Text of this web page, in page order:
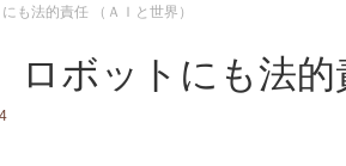
も法的責任 （ＡＩと世界）
ロボットにも法的